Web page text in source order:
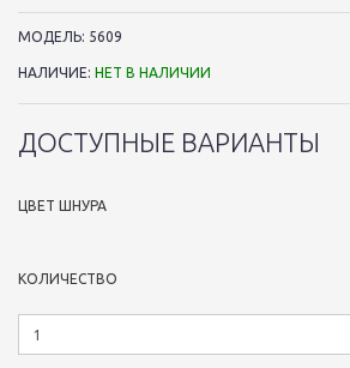
МОДЕЛЬ: 5609
НАЛИЧИЕ: НЕТ В НАЛИЧИИ
ДОСТУПНЫЕ ВАРИАНТЫ
ЦВЕТ ШНУРА
КОЛИЧЕСТВО